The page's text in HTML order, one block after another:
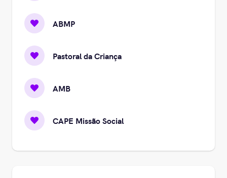
ABMP
Pastoral da Criança
AMB
CAPE Missão Social